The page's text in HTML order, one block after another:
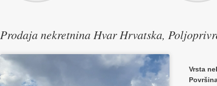
Prodaja nekretnina Hvar Hrvatska,
Vrsta